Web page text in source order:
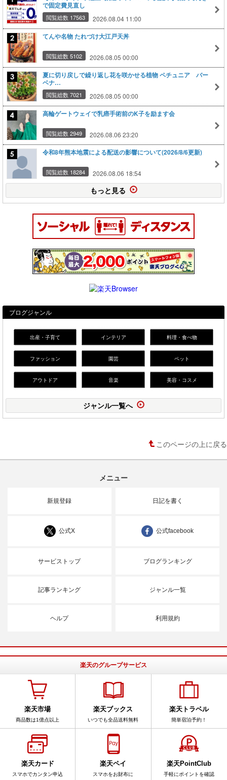
で固定費見直し
閲覧総数 17563 2026.08.04 11:00
てんや名物 たれづけ大江戸天丼
閲覧総数 5102 2026.08.05 00:00
夏に切り戻しで繰り返し花を咲かせる植物 ペチュニア バー
ベナ…
閲覧総数 7021 2026.08.05 00:00
高輪ゲートウェイで乳癌手術前のK子を励ます会
閲覧総数 2949 2026.08.06 23:20
令和8年熊本地震による配送の影響について(2026/8/6更新)
閲覧総数 18284 2026.08.06 18:54
もっと見る
ブログジャンル
出産・子育て インテリア 料理・食べ物
ファッション 園芸 ペット
アウトドア 音楽 美容・コスメ
ジャンル一覧へ
このページの上に戻る
メニュー
新規登録 日記を書く
公式X 公式facebook
サービストップ ブログランキング
記事ランキング ジャンル一覧
ヘルプ 利用規約
楽天のグループサービス
楽天市場
商品数は1億点以上
楽天ブックス
いつでも全品送料無料
楽天トラベル
簡単宿泊予約！
楽天カード
スマホでカンタン申込
楽天ペイ
スマホをお財布に
楽天PointClub
手軽にポイントを確認